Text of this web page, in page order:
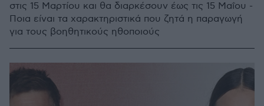
στις 15 Μαρτίου και θα διαρκέσουν έως τις 15 Μαΐου -
Ποια είναι τα χαρακτηριστικά που ζητά η παραγωγή
για τους βοηθητικούς ηθοποιούς